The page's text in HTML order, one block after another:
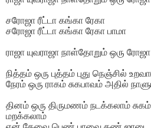
சரோஜா ரீட்டா கங்கா ரேகா
சரோஜா ரீட்டா கங்கா ரேகா பாமா
ராஜா யுவராஜா நாள்தோறும் ஒரு ரோஜா
நித்தம் ஒரு புத்தம் புது நெஞ்சில்
நேரம் ஒரு ராகம் சுகபாவம் அதில்
தினம் ஒரு திருமணம் நடக்கலாம்
மறக்கலாம்